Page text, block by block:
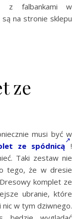
z falbankami w
na stronie sklepu
ze
musi być w
ze spódnicą
!
Taki zestaw nie
tego, że w dresie
komplet ze
ubranie, które
nic w tym dziwnego.